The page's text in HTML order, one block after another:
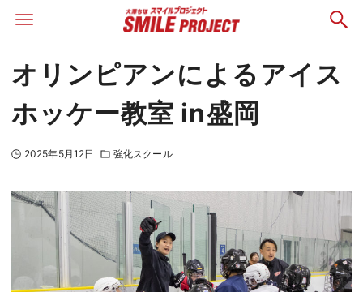
オリンピアンによるアイス
ホッケー教室 in盛岡
2025年5月12日 強化スクール